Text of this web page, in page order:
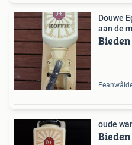
Douwe
aan de
Bieden
oude
Bieden